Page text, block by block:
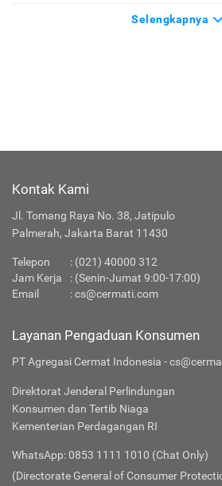
Selengkapnya
Kontak Kami
Jl. Tomang Raya No. 38, Jatipulo
Palmerah, Jakarta Barat 11430
Telepon : (021) 40000 312
Jam Kerja
: (Senin-Jumat 9:00-17:00)
Email
:cs@cermati.com
Layanan Pengaduan Konsumen
PT Agregasi Cermat Indonesia -
Direktorat Jenderal Perlindungan
Konsumen dan Tertib Niaga
Kementerian Perdagangan RI
WhatsApp: 0853 1111 1010 (Chat Only)
(Directorate General of Consumer